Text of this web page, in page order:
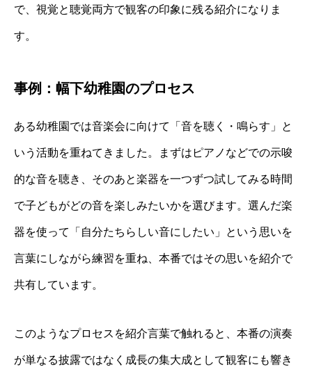
で、視覚と聴覚両方で観客の印象に残る紹介になりま
す。
事例：幅下幼稚園のプロセス
ある幼稚園では音楽会に向けて「音を聴く・鳴らす」と
いう活動を重ねてきました。まずはピアノなどでの示唆
的な音を聴き、そのあと楽器を一つずつ試してみる時間
で子どもがどの音を楽しみたいかを選びます。選んだ楽
器を使って「自分たちらしい音にしたい」という思いを
言葉にしながら練習を重ね、本番ではその思いを紹介で
共有しています。
このようなプロセスを紹介言葉で触れると、本番の演奏
が単なる披露ではなく成長の集大成として観客にも響き